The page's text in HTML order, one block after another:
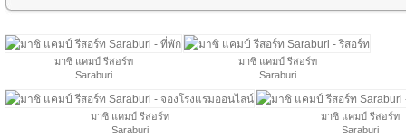
มาซิ แคมป์ รีสอร์ท
Saraburi
มาซิ แคมป์ รีสอร์ท
Saraburi
มาซิ แคมป์ รีสอร์ท
Saraburi
มาซิ แคมป์ รีสอร์ท
Saraburi